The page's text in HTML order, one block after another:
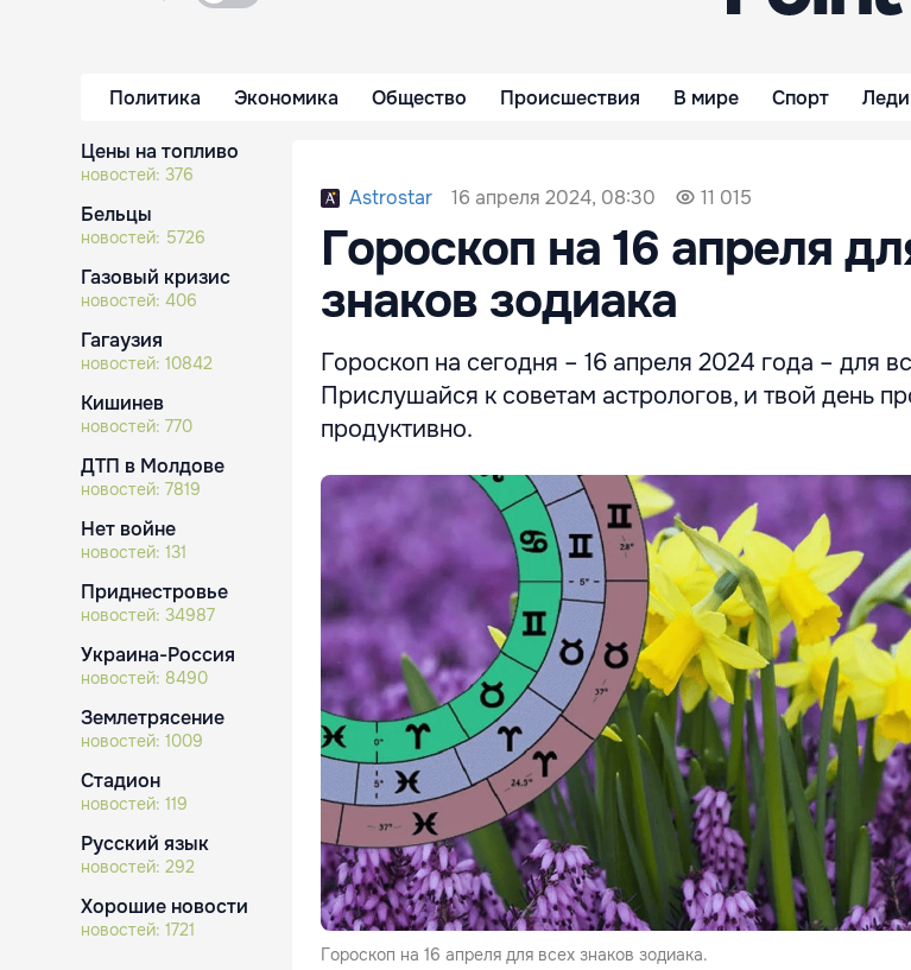
Политика Экономика Общество Происшествия В мире Спорт Леди
Цены на топливо
новостей: 376
Бельцы
новостей: 5726
Газовый кризис
новостей: 406
Гагаузия
новостей: 10842
Кишинев
новостей: 770
ДТП в Молдове
новостей: 7819
Нет войне
новостей: 131
Приднестровье
новостей: 34987
Украина-Россия
новостей: 8490
Землетрясение
новостей: 1009
Стадион
новостей: 119
Русский язык
новостей: 292
Хорошие новости
новостей: 1721
Astrostar 16 апреля 2024, 08:30 11 015
Гороскоп на 16 апреля
знаков зодиака
Гороскоп на сегодня – 16 апреля 2024 года – для
Прислушайся к советам астрологов, и твой день
продуктивно.
Гороскоп на 16 апреля для всех знаков зодиака.